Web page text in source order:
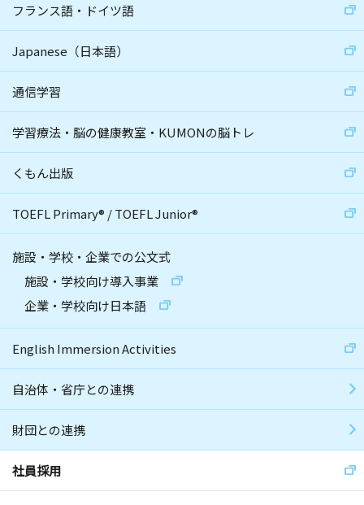
フランス語・ドイツ語
Japanese（日本語）
通信学習
学習療法・脳の健康教室・KUMONの脳トレ
くもん出版
TOEFL Primary® /TOEFL Junior®
施設・学校・企業での公文式
施設・学校向け導入事業
企業・学校向け日本語
English Immersion Activities
自治体・省庁との連携
財団との連携
社員採用